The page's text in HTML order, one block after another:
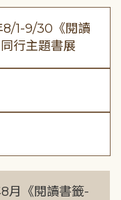
8/1-9/30《閱讀
行主題書展
8月《閱讀書籤-